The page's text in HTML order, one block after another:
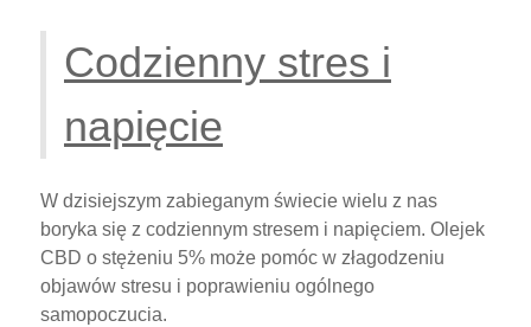
Codzienny stres i
napięcie
W dzisiejszym zabieganym świecie wielu z nas
boryka się z codziennym stresem i napięciem. Olejek
CBD o stężeniu 5% może pomóc w złagodzeniu
objawów stresu i poprawieniu ogólnego
samopoczucia.